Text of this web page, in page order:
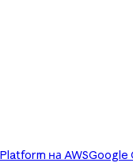
на AWSGoogle